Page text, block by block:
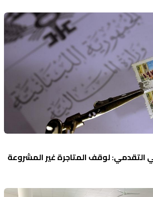
التقدمي: لوقف المتاجرة غير المشروعة